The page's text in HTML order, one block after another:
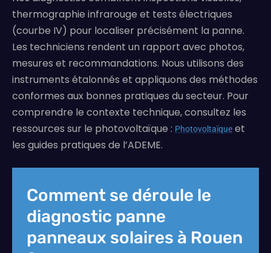
thermographie infrarouge et tests électriques
(courbe IV) pour localiser précisément la panne.
Les techniciens rendent un rapport avec photos,
mesures et recommandations. Nous utilisons des
instruments étalonnés et appliquons des méthodes
conformes aux bonnes pratiques du secteur. Pour
comprendre le contexte technique, consultez les
ressources sur le photovoltaïque : Photovoltaïque et
les guides pratiques de l’ADEME.
Comment se déroule le
diagnostic panne
panneaux solaires à Rouen